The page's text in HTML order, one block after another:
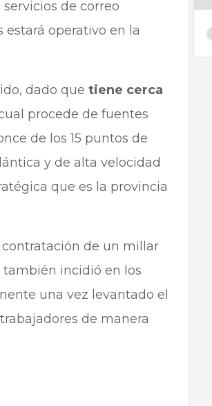
de correo
operativo en la
dado que tiene cerca
procede de fuentes
de los 15 puntos de
y de alta velocidad
que es la provincia
contratación de un millar
también incidió en los
una vez levantado el
de manera